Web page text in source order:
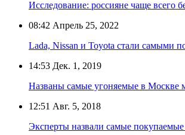
Исследование: россияне чаще всего
08:42 Апрель 25, 2022
Lada, Nissan и Toyota стали самыми
14:53 Дек. 1, 2019
Названы самые угоняемые в Москве
12:51 Авг. 5, 2018
Эксперты назвали самые